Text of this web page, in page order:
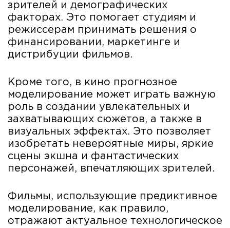
зрителей и демографических
факторах. Это помогает студиям и
режиссерам принимать решения о
финансировании, маркетинге и
дистрибуции фильмов.
Кроме того, в кино прогнозное
моделирование может играть важную
роль в создании увлекательных и
захватывающих сюжетов, а также в
визуальных эффектах. Это позволяет
изобретать невероятные миры, яркие
сцены экшна и фантастических
персонажей, впечатляющих зрителей.
Фильмы, использующие предиктивное
моделирование, как правило,
отражают актуальное технологическое